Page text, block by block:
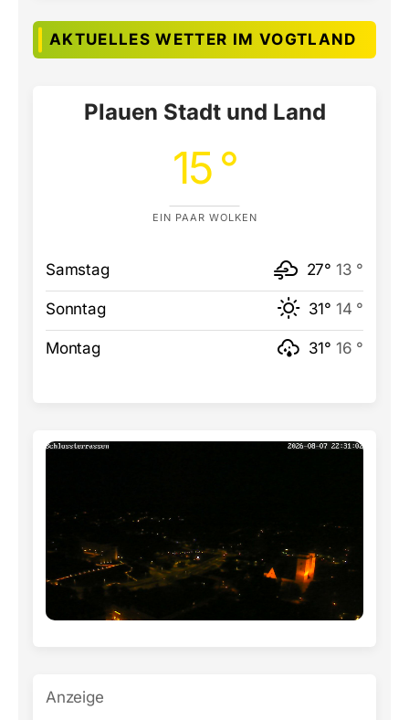
AKTUELLES WETTER IM VOGTLAND
Plauen Stadt und Land
15 °
EIN PAAR WOLKEN
Samstag 27° 13 °
Sonntag 31° 14 °
Montag 31° 16 °
Anzeige